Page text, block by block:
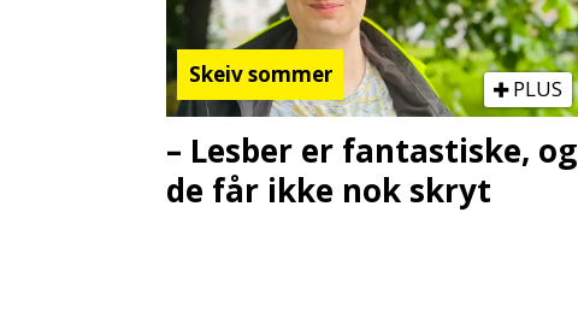
Skeiv sommer
PLUS
– Lesber er fantastiske, og
de får ikke nok skryt